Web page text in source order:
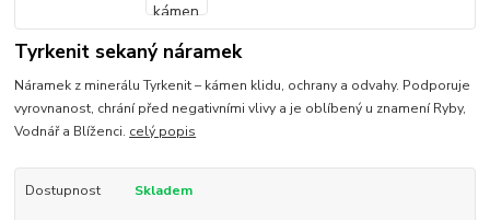
Tyrkenit sekaný náramek
Náramek z minerálu Tyrkenit – kámen klidu, ochrany a odvahy. Podporuje
vyrovnanost, chrání před negativními vlivy a je oblíbený u znamení Ryby,
Vodnář a Blíženci. celý popis
Dostupnost Skladem